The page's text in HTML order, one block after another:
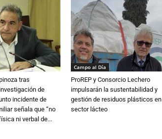
tras
de
incidente de
señala que “no
ni verbal de...
Campo al Día
ProREP y Consorcio Lechero
impulsarán la sustentabilidad y
gestión de residuos plásticos en
sector lácteo